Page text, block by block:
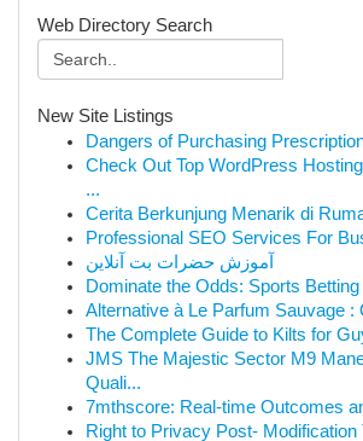
Web Directory Search
New Site Listings
Dangers of Purchasing
Check Out Top WordPress
...
Cerita Berkunjung Menarik di
Professional SEO Services For
آموزش حضرات بت آنلاین
Dominate the Odds: Sports
Alternative à Le Parfum Sauvage :
The Complete Guide to Kilts for
JMS The Majestic Sector M9
Quali...
7mthscore: Real-time Outcomes
Right to Privacy Post- Modification